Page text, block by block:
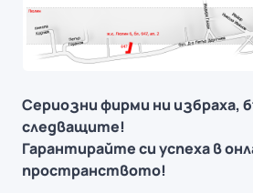
Сериозни фирми ни избраха,
следващите!
Гарантирайте си успеха в
пространството!